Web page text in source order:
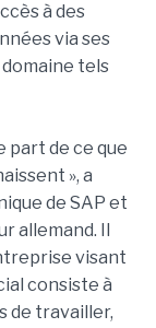
à des
via ses
tels
part de ce que
», a
de SAP et
allemand. Il
visant
consiste à
de travailler,